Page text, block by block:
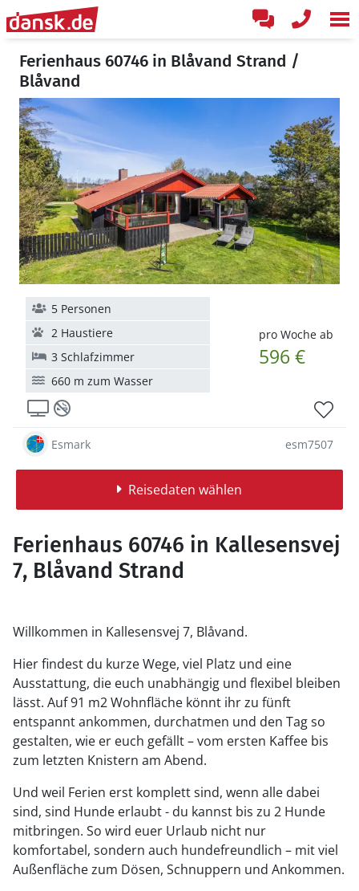
Ferienhaus 60746 in Blåvand Strand /
Blåvand
pro Woche ab
596 €
5 Personen
2 Haustiere
3 Schlafzimmer
660 m zum Wasser
Esmark esm7507
Reisedaten wählen
Ferienhaus 60746 in Kallesensvej
7, Blåvand Strand
Willkommen in Kallesensvej 7, Blåvand.
Hier findest du kurze Wege, viel Platz und eine
Ausstattung, die euch unabhängig und flexibel bleiben
lässt. Auf 91 m2 Wohnfläche könnt ihr zu fünft
entspannt ankommen, durchatmen und den Tag so
gestalten, wie er euch gefällt – vom ersten Kaffee bis
zum letzten Knistern am Abend.
Und weil Ferien erst komplett sind, wenn alle dabei
sind, sind Hunde erlaubt - du kannst bis zu 2 Hunde
mitbringen. So wird euer Urlaub nicht nur
komfortabel, sondern auch hundefreundlich – mit viel
Außenfläche zum Dösen, Schnuppern und Ankommen.